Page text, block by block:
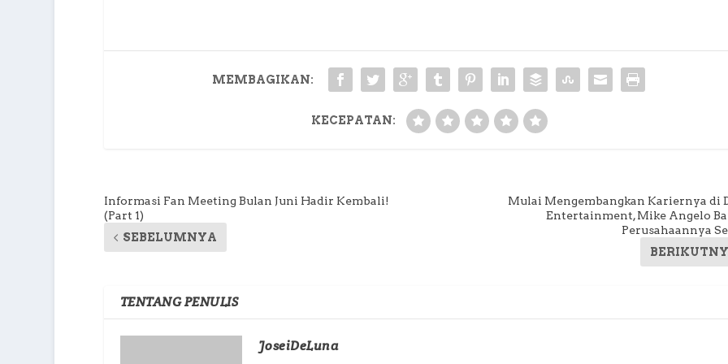
MEMBAGIKAN:
KECEPATAN:
Informasi Fan Meeting Bulan Juni Hadir Kembali!
(Part 1)
SEBELUMNYA
Mulai Mengembangkan Kariernya di
Entertainment, Mike Angelo
Perusahaannya
TENTANG PENULIS
JoseiDeLuna